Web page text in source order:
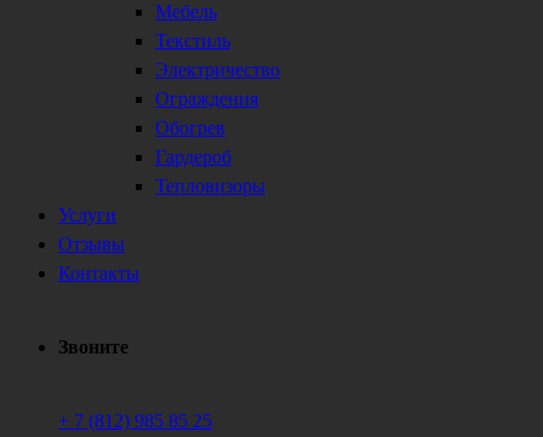
Мебель
Текстиль
Электричество
Ограждения
Обогрев
Гардероб
Тепловизоры
Услуги
Отзывы
Контакты
Звоните
+ 7 (812) 985 85 25